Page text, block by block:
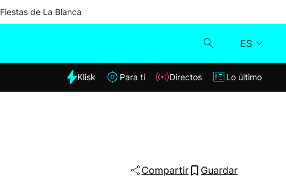
Fiestas de La Blanca
ES
Klisk
Klisk Para ti Directos Lo último
Compartir Guardar